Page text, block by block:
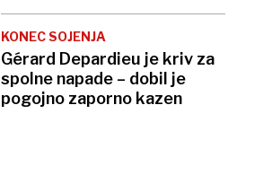
KONEC SOJENJA
Gérard Depardieu je kriv za
spolne napade – dobil je
pogojno zaporno kazen